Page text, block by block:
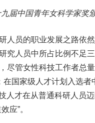
届中国青年女科学家奖
人员的职业发展之路依
究人员中所占比例不足
尽管女性科技工作者总
国家级人才计划入选
技人才在从普通科研人
应”。